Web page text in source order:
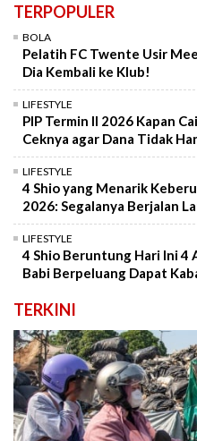
TERPOPULER
BOLA
Pelatih FC Twente Usir
Dia Kembali ke Klub!
LIFESTYLE
PIP Termin II 2026 Kapan
Ceknya agar Dana Tidak
LIFESTYLE
4 Shio yang Menarik
2026: Segalanya Berjalan
LIFESTYLE
4 Shio Beruntung Hari Ini 4
Babi Berpeluang Dapat
TERKINI